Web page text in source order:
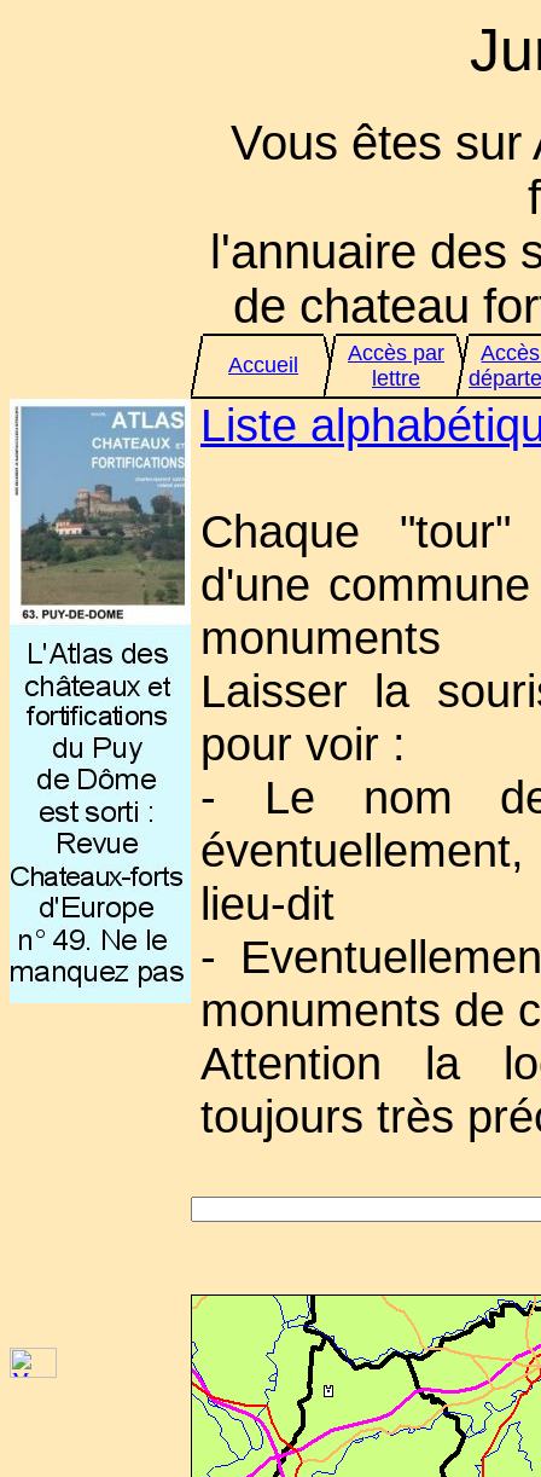
Vous êtes sur
l'annuaire des
de chateau
Accueil
Accès par
lettre
Liste
Chaque
d'une
monuments
Laisser la
pour voir :
- Le nom
lieu-dit
-
monuments de
Attention la
toujours très